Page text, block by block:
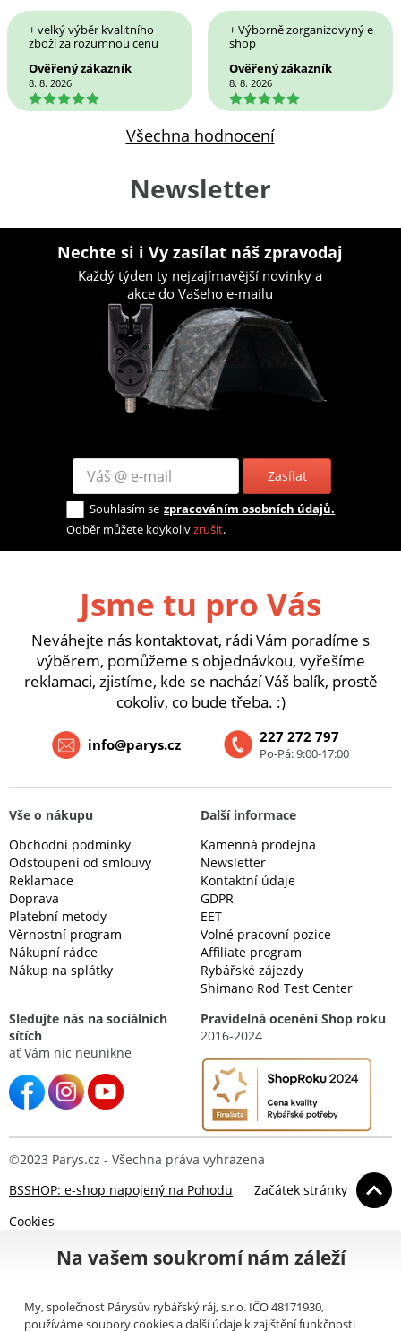
+ velký výběr kvalitního
zboží za rozumnou cenu
Ověřený zákazník
8. 8. 2026
5
+ Výborně zorganizovyný e
shop
Ověřený zákazník
8. 8. 2026
5
Všechna hodnocení
Newsletter
Nechte si i Vy zasílat náš zpravodaj
Každý týden ty nejzajímavější novinky a
akce do Vašeho e-mailu
Zasílat
Souhlasím se zpracováním osobních údajů.
Odběr můžete kdykolivzrušit.
Jsme tu pro Vás
Neváhejte nás kontaktovat, rádi Vám poradíme s
výběrem, pomůžeme s objednávkou, vyřešíme
reklamaci, zjistíme, kde se nachází Váš balík, prostě
cokoliv, co bude třeba. :)
227 272 797
Po-Pá: 9:00-17:00
info@parys.cz
Vše o nákupu
Obchodní podmínky
Odstoupení od smlouvy
Reklamace
Doprava
Platební metody
Věrnostní program
Nákupní rádce
Nákup na splátky
Další informace
Kamenná prodejna
Newsletter
Kontaktní údaje
GDPR
EET
Volné pracovní pozice
Affiliate program
Rybářské zájezdy
Shimano Rod Test Center
Sledujte nás na sociálních
sítích
ať Vám nic neunikne
Pravidelná ocenění Shop roku
2016-2024
©2023 Parys.cz - Všechna práva vyhrazena
BSSHOP: e-shop napojený na Pohodu
Začátek stránky
Cookies
Na vašem soukromí nám záleží
My, společnost Párysův rybářský ráj, s.r.o. IČO 48171930,
používáme soubory cookies a další údaje k zajištění funkčnosti